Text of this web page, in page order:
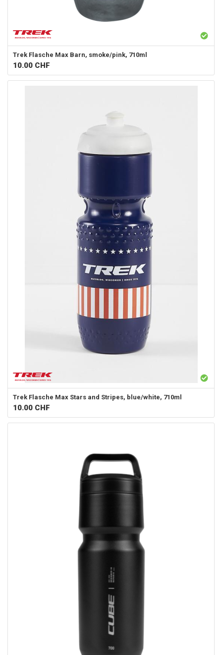
Trek Flasche Max Barn, smoke/pink, 710ml
10.00 CHF
Trek Flasche Max Stars and Stripes, blue/white, 710ml
10.00 CHF